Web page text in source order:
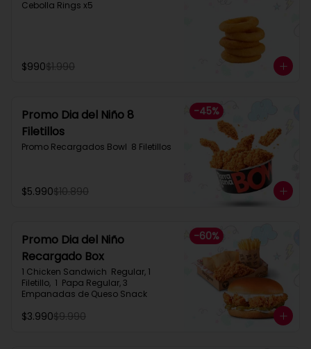
Cebolla Rings x5
$990$1.990
-45%
Promo Dia del Niño 8
Filetillos​
Promo Recargados Bowl  8 Filetillos
$5.990$10.890
-60%
Promo Dia del Niño
Recargado Box​
1 Chicken Sandwich  Regular, 1
Filetillo,  1  Papa Regular, 3
Empanadas de Queso Snack
$3.990$9.990